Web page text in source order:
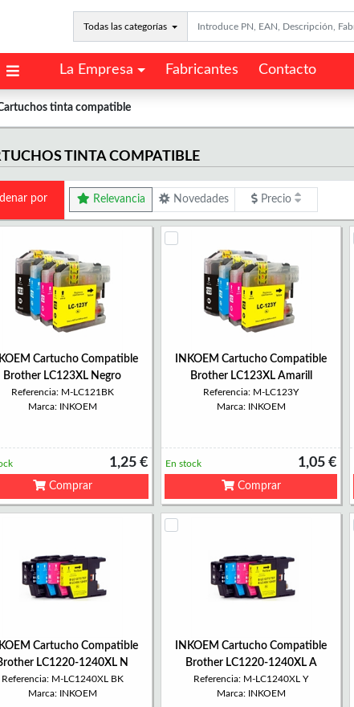
Todas las categorías
La Empresa Fabricantes Contacto
tinta compatible
TINTA COMPATIBLE
por Relevancia Novedades Precio
Cartucho Compatible
Brother LC123XL Negro
Referencia: M-LC121BK
Marca: INKOEM
1,25 €
Comprar
INKOEM Cartucho Compatible
Brother LC123XL Amarill
Referencia: M-LC123Y
Marca: INKOEM
1,05 €
En stock
Comprar
Cartucho Compatible
LC1220-1240XL N
Referencia: M-LC1240XL BK
Marca: INKOEM
INKOEM Cartucho Compatible
Brother LC1220-1240XL A
Referencia: M-LC1240XL Y
Marca: INKOEM